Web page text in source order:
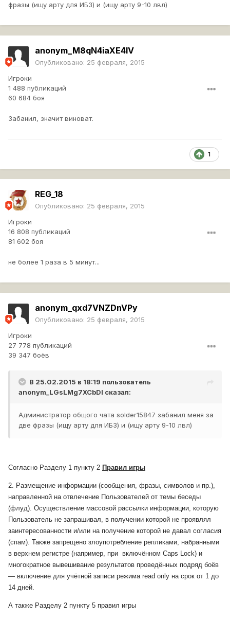
фразы (ищу арту для ИБЗ) и (ищу арту 9-10 лвл)
anonym_M8qN4iaXE4IV
Опубликовано: 25 февраля, 2015
Игроки
1 488 публикаций
60 684 боя
Забанил, значит виноват.
1
REG_18
Опубликовано: 25 февраля, 2015
Игроки
16 808 публикаций
81 602 боя
не более 1 раза в 5 минут...
anonym_qxd7VNZDnVPy
Опубликовано: 25 февраля, 2015
Игроки
27 778 публикаций
39 347 боёв
В 25.02.2015 в 18:19 пользователь
anonym_LGsLMg7XCbDI сказал:
Администратор общого чата solder15847 забанил меня за
две фразы (ищу арту для ИБЗ) и (ищу арту 9-10 лвл)
Согласно Разделу 1 пункту 2 Правил игры
2. Размещение информации (сообщения, фразы, символов и пр.),
направленной на отвлечение Пользователей от темы беседы
(флуд). Осуществление массовой рассылки информации, которую
Пользователь не запрашивал, в получении которой не проявлял
заинтересованности и/или на получение которой не давал согласия
(спам). Также запрещено злоупотребление репликами, набранными
в верхнем регистре (например, при включённом Caps Lock) и
многократное вывешивание результатов проведённых подряд боёв
— включение для учётной записи режима read only на срок от 1 до
14 дней.
А также Разделу 2 пункту 5 правил игры